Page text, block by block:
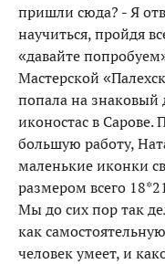
пришли сюда? - Я
научиться, пройдя
«давайте
Мастерской
попала на знаковый
иконостас в Сарове.
большую работу,
маленькие иконки
размером всего
Мы до сих пор так
как
человек умеет, и